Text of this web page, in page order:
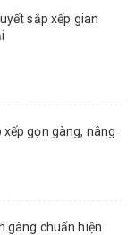
sắp xếp gian
xếp gọn gàng, nâng
gàng chuẩn hiện